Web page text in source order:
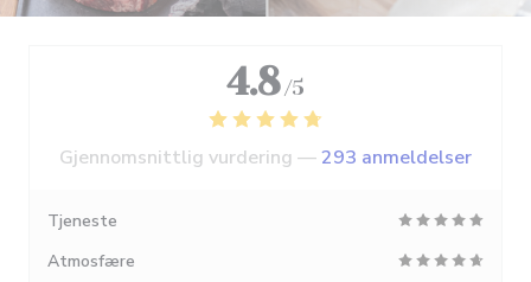
4.8 /5
Gjennomsnittlig vurdering —293 anmeldelser
Tjeneste
Atmosfære